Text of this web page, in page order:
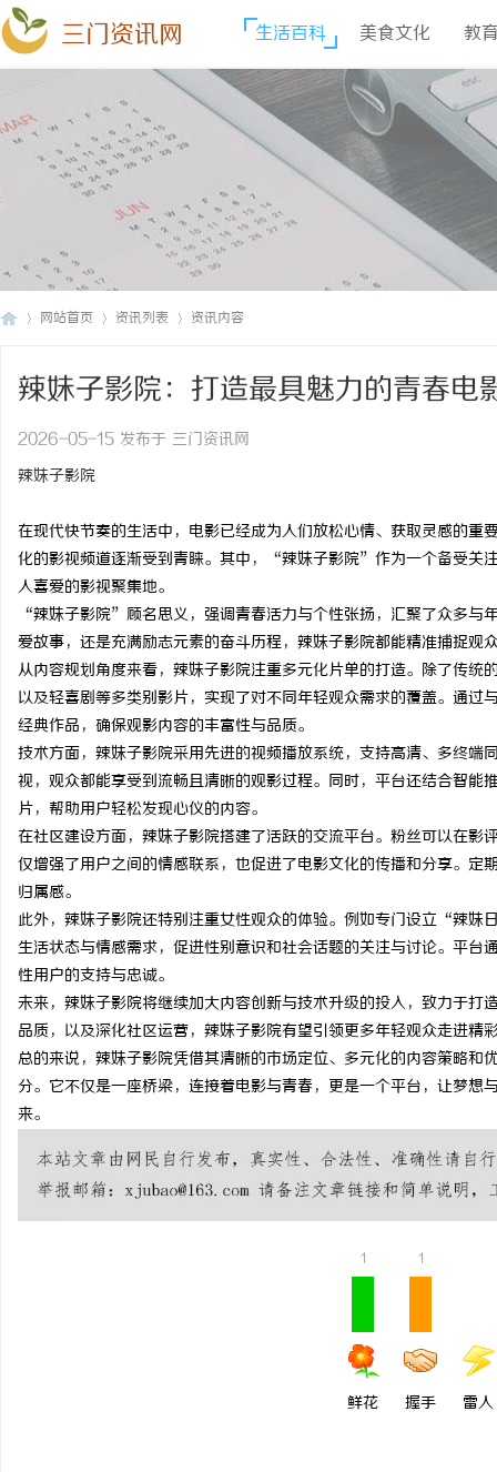
三门资讯网 生活百科 美食文化 教
网站首页 资讯列表 资讯内容
辣妹子影院：打造最具魅力的青春电
2026-05-15 发布于 三门资讯网
辣妹子影院
在现代快节奏的生活中，电影已经成为人们放松心情、获取灵感的
化的影视频道逐渐受到青睐。其中，“辣妹子影院”作为一个备受关
人喜爱的影视聚集地。
“辣妹子影院”顾名思义，强调青春活力与个性张扬，汇聚了众多与
爱故事，还是充满励志元素的奋斗历程，辣妹子影院都能精准捕捉观
从内容规划角度来看，辣妹子影院注重多元化片单的打造。除了传
以及轻喜剧等多类别影片，实现了对不同年轻观众需求的覆盖。通
经典作品，确保观影内容的丰富性与品质。
技术方面，辣妹子影院采用先进的视频播放系统，支持高清、多终
视，观众都能享受到流畅且清晰的观影过程。同时，平台还结合智
片，帮助用户轻松发现心仪的内容。
在社区建设方面，辣妹子影院搭建了活跃的交流平台。粉丝可以在
仅增强了用户之间的情感联系，也促进了电影文化的传播和分享。
归属感。
此外，辣妹子影院还特别注重女性观众的体验。例如专门设立“辣
生活状态与情感需求，促进性别意识和社会话题的关注与讨论。平
性用户的支持与忠诚。
未来，辣妹子影院将继续加大内容创新与技术升级的投入，致力于
品质，以及深化社区运营，辣妹子影院有望引领更多年轻观众走进精
总的来说，辣妹子影院凭借其清晰的市场定位、多元化的内容策略
分。它不仅是一座桥梁，连接着电影与青春，更是一个平台，让梦
来。
1
鲜花
1
握手 雷人